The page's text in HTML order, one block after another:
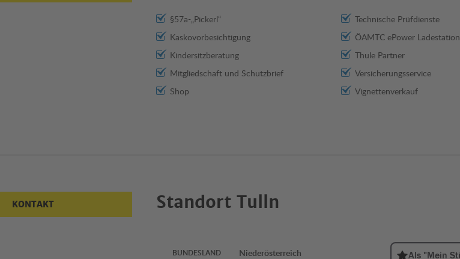
§57a-„Pickerl“
Kaskovorbesichtigung
Kindersitzberatung
Mitgliedschaft und Schutzbrief
Shop
Technische Prüfdienste
ÖAMTC ePower Ladestation
Thule Partner
Versicherungsservice
Vignettenverkauf
KONTAKT Standort Tulln
BUNDESLAND Niederösterreich